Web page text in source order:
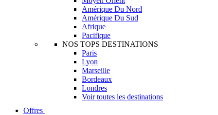
Amérique Du Nord
Amérique Du Sud
Afrique
Pacifique
NOS TOPS DESTINATIONS
Paris
Lyon
Marseille
Bordeaux
Londres
Voir toutes les destinations
Offres